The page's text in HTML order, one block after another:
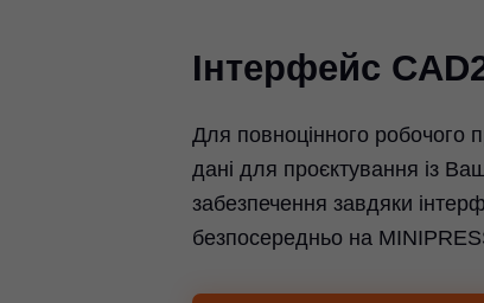
Інтерфейс
Для повноцінного робочого
дані для проєктування із
забезпечення завдяки
безпосередньо на